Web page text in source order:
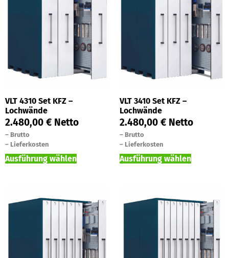
VLT 4310 Set KFZ –
Lochwände
2.480,00 € Netto
– Brutto
– Lieferkosten
Ausführung wählen
VLT 3410 Set KFZ –
Lochwände
2.480,00 € Netto
– Brutto
– Lieferkosten
Ausführung wählen